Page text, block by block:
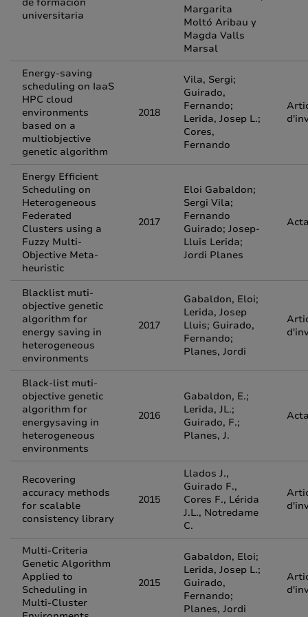
universitaria
Margarita
Moltó Aribau y
Magda Valls
Marsal
Energy-saving
scheduling on IaaS
HPC cloud
environments
based on a
multiobjective
genetic algorithm
2018
Vila, Sergi;
Guirado,
Fernando;
Lerida, Josep L.;
Cores,
Fernando
Energy Efficient
Scheduling on
Heterogeneous
Federated
Clusters using a
Fuzzy Multi-
Objective Meta-
heuristic
2017
Eloi Gabaldon;
Sergi Vila;
Fernando
Guirado; Josep-
Lluis Lerida;
Jordi Planes
Blacklist muti-
objective genetic
algorithm for
energy saving in
heterogeneous
environments
2017
Gabaldon, Eloi;
Lerida, Josep
Lluis; Guirado,
Fernando;
Planes, Jordi
Black-list muti-
objective genetic
algorithm for
energysaving in
heterogeneous
environments
2016
Gabaldon, E.;
Lerida, JL.;
Guirado, F.;
Planes, J.
Recovering
accuracy methods
for scalable
consistency library
2015
Llados J.,
Guirado F.,
Cores F., Lérida
J.L., Notredame
C.
Multi-Criteria
Genetic Algorithm
Applied to
Scheduling in
Multi-Cluster
2015
Gabaldon, Eloi;
Lerida, Josep L.;
Guirado,
Fernando;
Planes, Jordi